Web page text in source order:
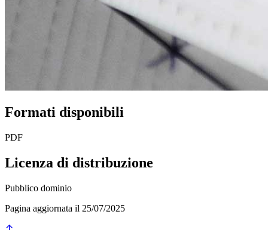
Formati disponibili
PDF
Licenza di distribuzione
Pubblico dominio
Pagina aggiornata il 25/07/2025